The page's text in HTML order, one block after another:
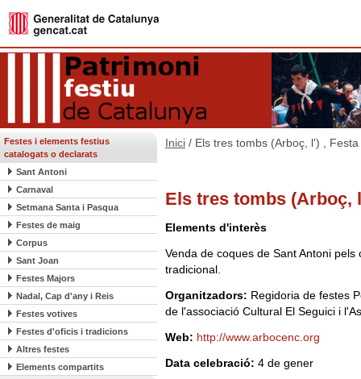
Festes i elements festius
catalogats o declarats
Sant Antoni
Carnaval
Setmana Santa i Pasqua
Festes de maig
Corpus
Sant Joan
Festes Majors
Nadal, Cap d'any i Reis
Festes votives
Festes d'oficis i tradicions
Altres festes
Elements compartits
Inici / Els tres tombs (Arboç, l') ,
Els tres tombs (Arboç,
Elements d'interès
Venda de coques de Sant Antoni
tradicional.
Organitzadors: Regidoria de festes
de l'associació Cultural El Seguici i
Web: http://www.arbocenc.org
Data celebració: 4 de gener